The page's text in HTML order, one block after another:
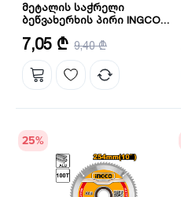
მეტალის საჭრელი
ბეწვახერხის პირი INGCO
ზომა: 150X19X0.9 მმ
რაოდენობა: 2
7,05 ₾ 9,40 ₾
25%